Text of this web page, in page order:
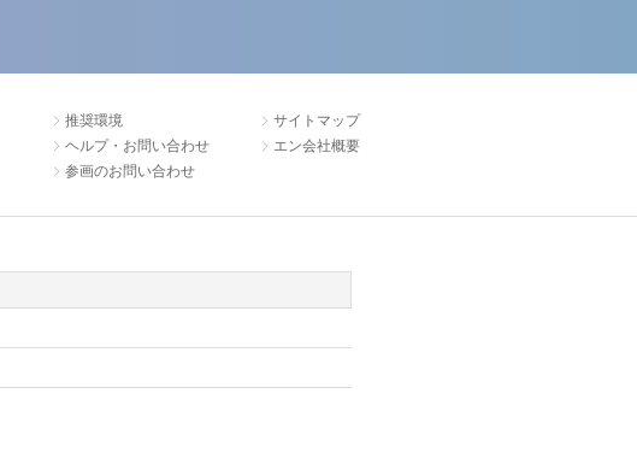
推奨環境
ヘルプ・お問い合わせ
参画のお問い合わせ
サイトマップ
エン会社概要